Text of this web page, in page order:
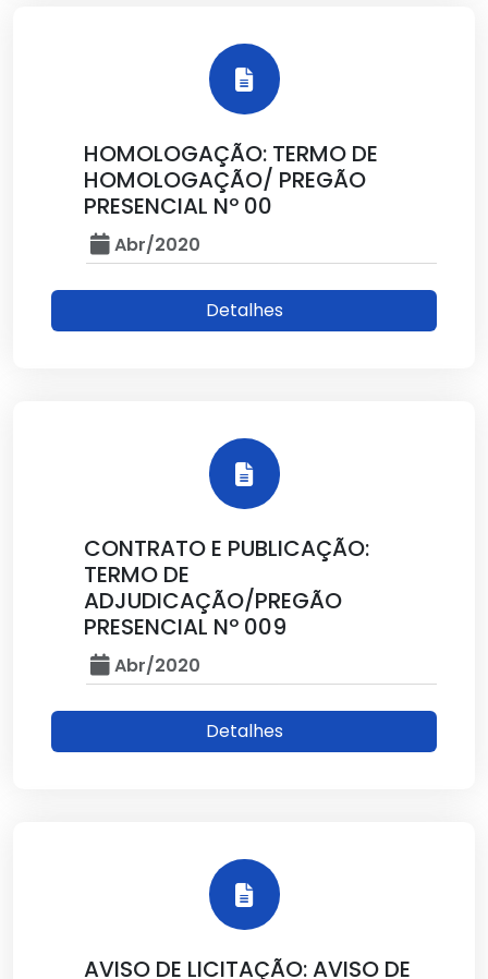
HOMOLOGAÇÃO: TERMO DE
HOMOLOGAÇÃO/ PREGÃO
PRESENCIAL Nº 00
Abr/2020
Detalhes
CONTRATO E PUBLICAÇÃO:
TERMO DE
ADJUDICAÇÃO/PREGÃO
PRESENCIAL Nº 009
Abr/2020
Detalhes
AVISO DE LICITAÇÃO: AVISO DE